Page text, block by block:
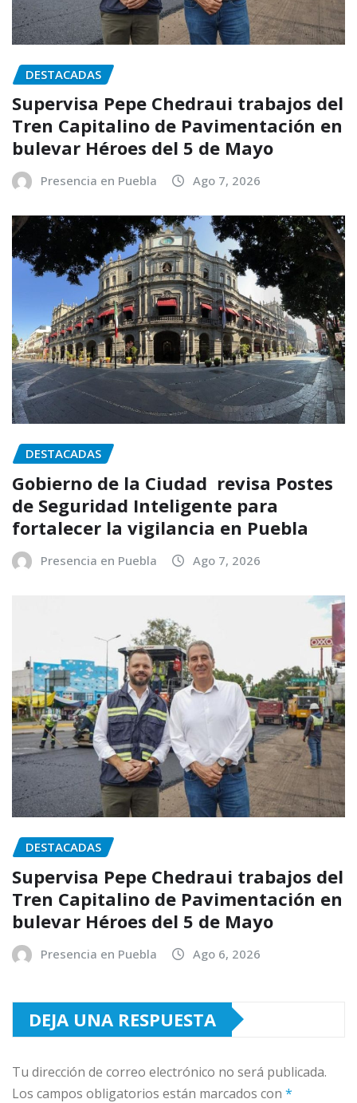
DESTACADAS
Supervisa Pepe Chedraui trabajos del
Tren Capitalino de Pavimentación en
bulevar Héroes del 5 de Mayo
Presencia en Puebla Ago 7, 2026
DESTACADAS
Gobierno de la Ciudad revisa Postes
de Seguridad Inteligente para
fortalecer la vigilancia en Puebla
Presencia en Puebla Ago 7, 2026
DESTACADAS
Supervisa Pepe Chedraui trabajos del
Tren Capitalino de Pavimentación en
bulevar Héroes del 5 de Mayo
Presencia en Puebla Ago 6, 2026
DEJA UNA RESPUESTA
Tu dirección de correo electrónico no será publicada.
Los campos obligatorios están marcados con *